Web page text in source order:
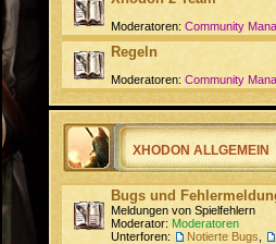
Moderatoren: Community
Regeln
Moderatoren: Community
XHODON ALLGEMEIN
Bugs und
Meldungen von Spielfehlern
Moderator: Moderatoren
Unterforen:
Notierte Bugs ,